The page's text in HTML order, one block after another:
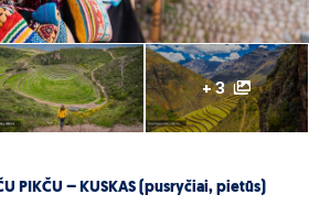
+ 3
PIKČU – KUSKAS (pusryčiai, pietūs)